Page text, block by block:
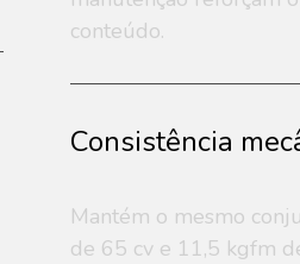
conteúdo.
Consistência
Mantém o mesmo
de 65 cv e 11,5 kgfm